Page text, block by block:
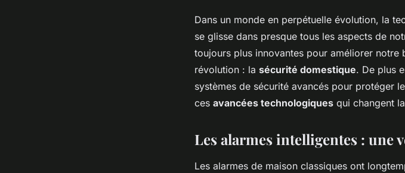
Dans un monde en perpétuelle évolution, la
se glisse dans presque tous les aspects de
toujours plus innovantes pour améliorer
révolution : la sécurité domestique. De plus
systèmes de sécurité avancés pour protéger
ces avancées technologiques qui changent
Les alarmes intelligentes : une
Les alarmes de maison classiques ont